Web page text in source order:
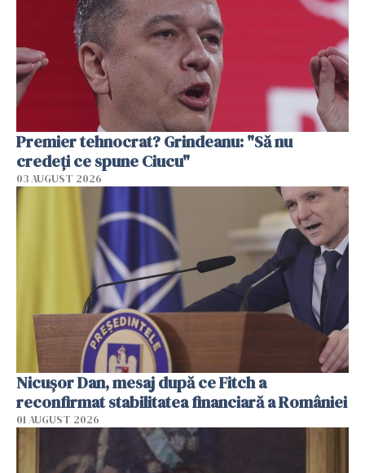
Premier tehnocrat? Grindeanu: "Să nu
credeți ce spune Ciucu"
03 AUGUST 2026
Nicuşor Dan, mesaj după ce Fitch a
reconfirmat stabilitatea financiară a României
01 AUGUST 2026